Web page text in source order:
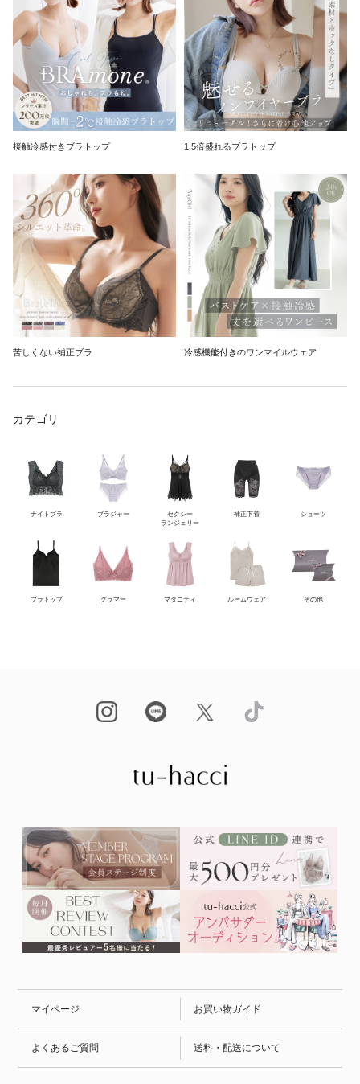
接触冷感付きブラトップ 1.5倍盛れるブラトップ
苦しくない補正ブラ 冷感機能付きのワンマイルウェア
カテゴリ
ナイトブラ ブラジャー
セクシー
ランジェリー
補正下着 ショーツ
ブラトップ グラマー マタニティ ルームウェア その他
マイページ お買い物ガイド
よくあるご質問 送料・配送について